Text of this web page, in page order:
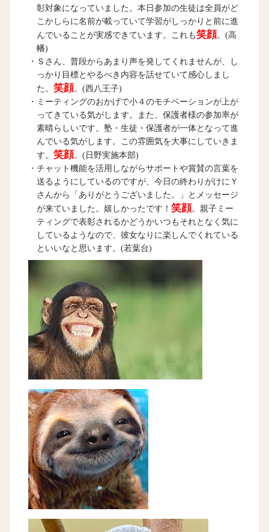
彰対象になっていました。本日参加の生徒は全員がど
こかしらに名前が載っていて学習がしっかりと前に進
んでいることが実感できています。これも笑顔。(高
幡)
・Ｓさん、普段からあまり声を発してくれませんが、し
っかり目標とやるべき内容を話せていて感心しまし
た。 笑顔。(西八王子)
・ミーティングのおかげで小４のモチベーションが上が
ってきている気がします。また、保護者様の参加率が
素晴らしいです。塾・生徒・保護者が一体となって進
んでいる気がします。この雰囲気を大事にしていきま
す。 笑顔。(日野実施本部)
・チャット機能を活用しながらサポートや賞賛の言葉を
送るようにしているのですが、今日の終わりがけにＹ
さんから「ありがとうございました。」とメッセージ
が来ていました。嬉しかったです！ 笑顔。親子ミー
ティングで表彰されるかどうかいつもそれとなく気に
しているようなので、彼女なりに楽しんでくれている
といいなと思います。(若葉台)